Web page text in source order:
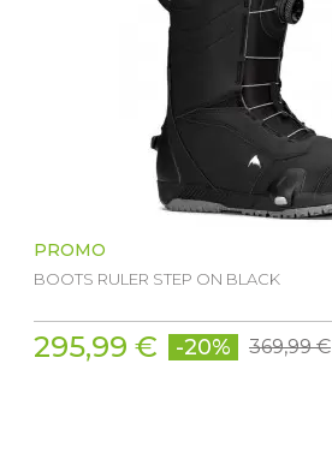
PROMO
BOOTS RULER STEP ON BLACK
295,99 € -20% 369,99 €